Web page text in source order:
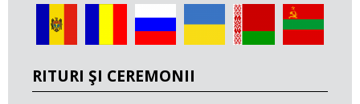
RITURI ŞI CEREMONII